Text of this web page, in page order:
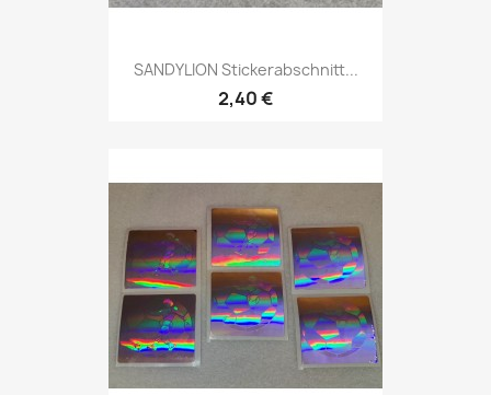
SANDYLION Stickerabschnitt...
2,40 €